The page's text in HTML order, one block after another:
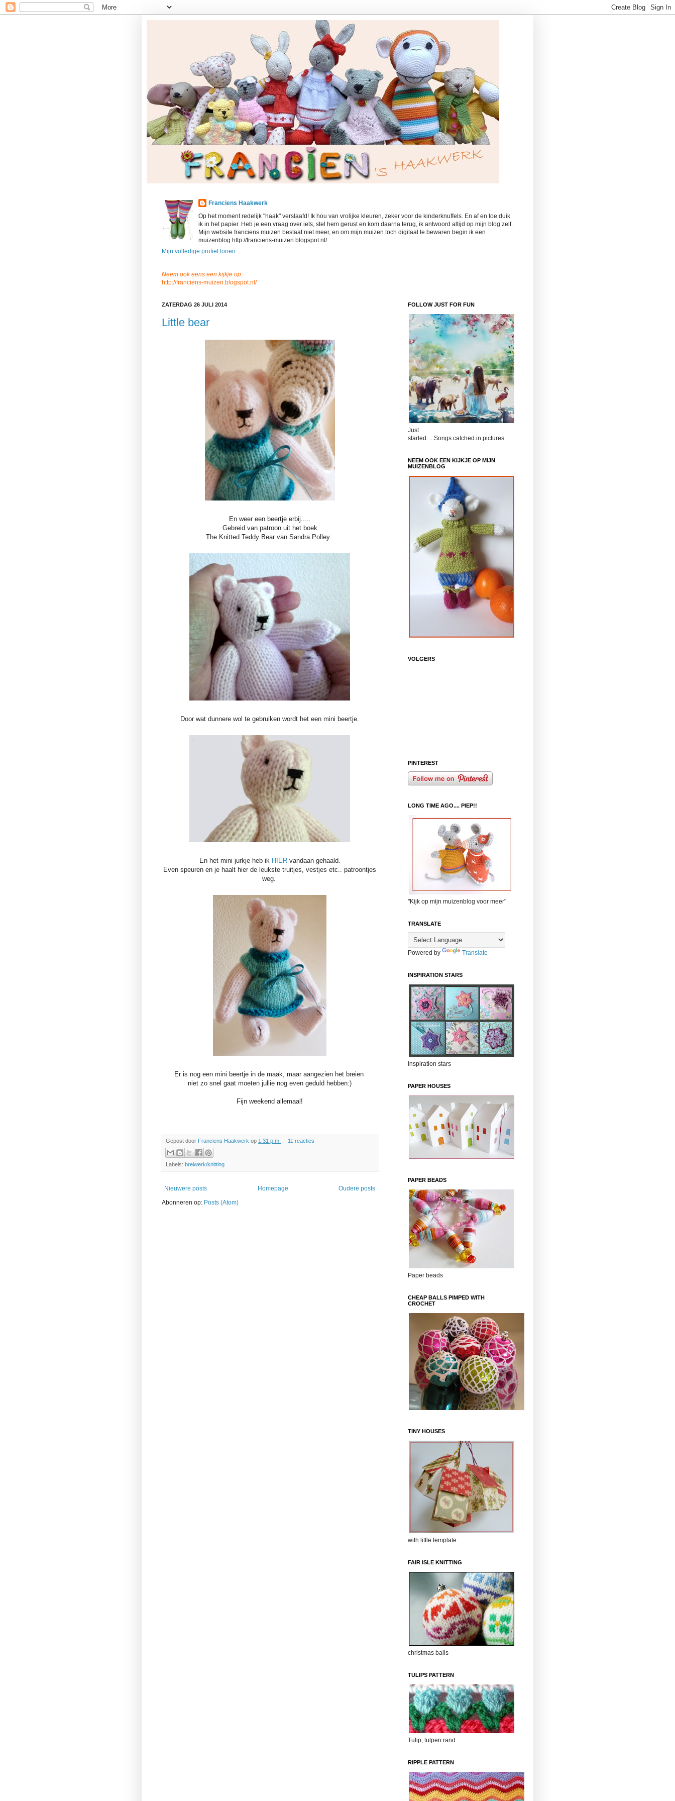
Franciens Haakwerk
Op het moment redelijk "haak" verslaafd! Ik hou van vrolijke kleuren, zeker voor de kinderknuffels. En af en toe duik
ik in het papier. Heb je een vraag over iets, stel hem gerust en kom daarna terug, ik antwoord altijd op mijn blog zelf.
Mijn website franciens muizen bestaat niet meer, en om mijn muizen toch digitaal te bewaren begin ik een
muizenblog http://franciens-muizen.blogspot.nl/
Mijn volledige profiel tonen
Neem ook eens een kijkje op:
http://franciens-muizen.blogspot.nl/
ZATERDAG 26 JULI 2014
Little bear
En weer een beertje erbij.....
Gebreid van patroon uit het boek
The Knitted Teddy Bear van Sandra Polley.
Door wat dunnere wol te gebruiken wordt het een mini beertje.
En het mini jurkje heb ik HIERvandaan gehaald.
Even speuren en je haalt hier de leukste truitjes, vestjes etc.. patroontjes
weg.
Er is nog een mini beertje in de maak, maar aangezien het breien
niet zo snel gaat moeten jullie nog even geduld hebben:)
Fijn weekend allemaal!
Gepost door Franciens Haakwerk op 1:31 p.m. 11 reacties
Labels: breiwerk/knitting
Nieuwere posts Oudere posts
Homepage
Abonneren op: Posts (Atom)
FOLLOW JUST FOR FUN
Just
started.....Songs.catched.in.pictures
NEEM OOK EEN KIJKJE OP MIJN
MUIZENBLOG
VOLGERS
PINTEREST
LONG TIME AGO.... PIEP!!
"Kijk op mijn muizenblog voor meer"
TRANSLATE
Powered by Translate
INSPIRATION STARS
Inspiration stars
PAPER HOUSES
PAPER BEADS
Paper beads
CHEAP BALLS PIMPED WITH
CROCHET
TINY HOUSES
with little template
FAIR ISLE KNITTING
christmas balls
TULIPS PATTERN
Tulip, tulpen rand
RIPPLE PATTERN